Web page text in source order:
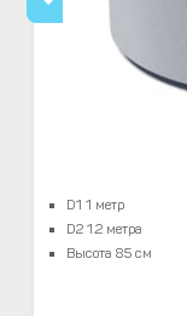
D1 1 метр
D2 1.2 метра
Высота 85 см